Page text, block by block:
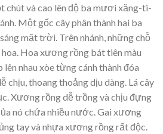
chút và cao lên độ ba mươi xăng-ti-
Một gốc cây phân thành hai ba
mặt trời. Trên nhánh, những chỗ
Hoa xương rồng bát tiên màu
lên nhau xòe từng cánh thành đóa
chịu, thoang thoảng dịu dàng. Lá cây
Xương rồng dễ trồng và chịu đựng
nó chứa nhiều nước. Gai xương
tay và nhựa xương rồng rất độc.